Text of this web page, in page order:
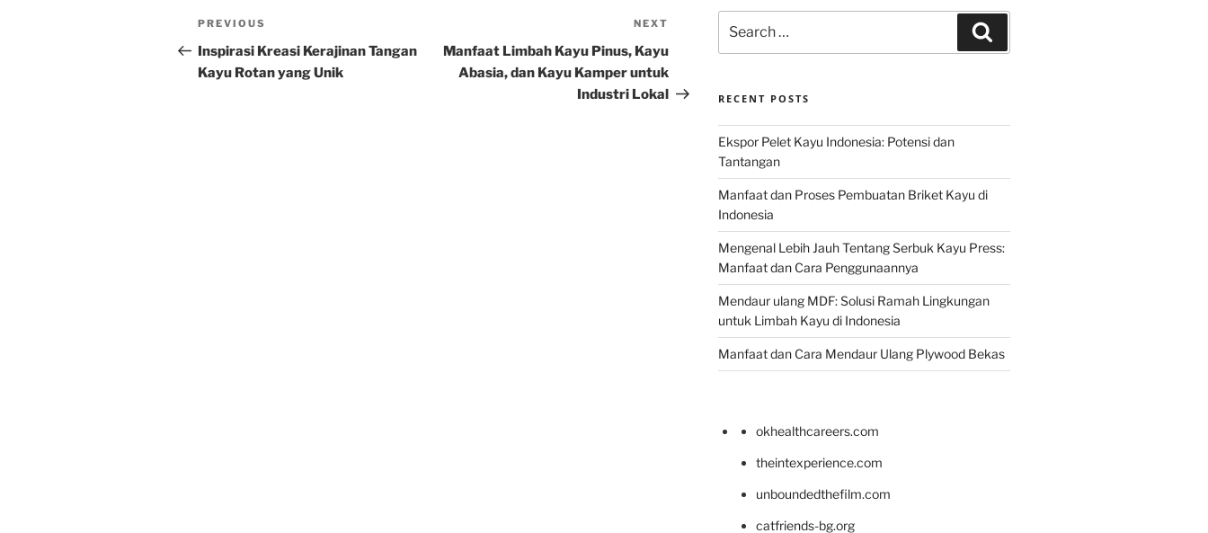
Post
navigation
Previous
Post
PREVIOUS
Inspirasi Kreasi Kerajinan Tangan
Kayu Rotan yang Unik
Post
NEXT
Manfaat Limbah Kayu Pinus, Kayu
Abasia, dan Kayu Kamper untuk
Industri Lokal
for:
RECENT POSTS
Ekspor Pelet Kayu Indonesia: Potensi dan
Tantangan
Manfaat dan Proses Pembuatan Briket Kayu di
Indonesia
Mengenal Lebih Jauh Tentang Serbuk Kayu Press:
Manfaat dan Cara Penggunaannya
Mendaur ulang MDF: Solusi Ramah Lingkungan
untuk Limbah Kayu di Indonesia
Manfaat dan Cara Mendaur Ulang Plywood Bekas
okhealthcareers.com
theintexperience.com
unboundedthefilm.com
catfriends-bg.org